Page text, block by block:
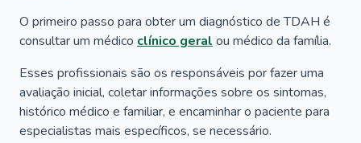
O primeiro passo para obter um diagnóstico de TDAH é
consultar um médico clínico geralou médico da família.
Esses profissionais são os responsáveis por fazer uma
avaliação inicial, coletar informações sobre os sintomas,
histórico médico e familiar, e encaminhar o paciente para
especialistas mais específicos, se necessário.